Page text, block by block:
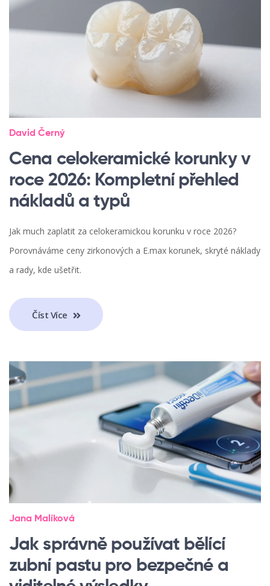
David Černý
Cena celokeramické korunky v
roce 2026: Kompletní přehled
nákladů a typů
Jak much zaplatit za celokeramickou korunku v roce 2026?
Porovnáváme ceny zirkonových a E.max korunek, skryté náklady
a rady, kde ušetřit.
Číst Více
Jana Malíková
Jak správně používat bělící
zubní pastu pro bezpečné a